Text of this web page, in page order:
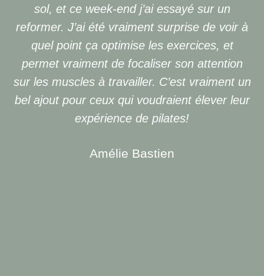
sol, et ce week-end j’ai essayé sur un
reformer. J’ai été vraiment surprise de voir à
quel point ça optimise les exercices, et
permet vraiment de focaliser son attention
sur les muscles à travailler. C’est vraiment un
bel ajout pour ceux qui voudraient élever leur
expérience de pilates!
Amélie Bastien